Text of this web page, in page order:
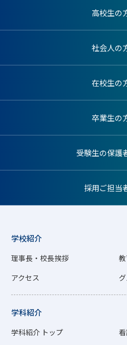
高校生の
社会人の
在校生の
卒業生の
受験生の保護
採用ご担当
学校紹介
理事長・校長挨拶
アクセス
学科紹介
学科紹介 トップ